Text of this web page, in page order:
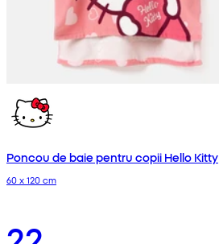
Poncou de baie pentru copii Hello Kitty
60 x 120 cm